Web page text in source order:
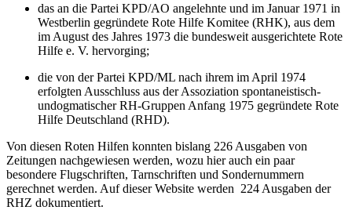
das an die Partei KPD/AO angelehnte und im Januar 1971 in
Westberlin gegründete Rote Hilfe Komitee (RHK), aus dem
im August des Jahres 1973 die bundesweit ausgerichtete Rote
Hilfe e. V. hervorging;
die von der Partei KPD/ML nach ihrem im April 1974
erfolgten Ausschluss aus der Assoziation spontaneistisch-
undogmatischer RH-Gruppen Anfang 1975 gegründete Rote
Hilfe Deutschland (RHD).
Von diesen Roten Hilfen konnten bislang 226 Ausgaben von
Zeitungen nachgewiesen werden, wozu hier auch ein paar
besondere Flugschriften, Tarnschriften und Sondernummern
gerechnet werden. Auf dieser Website werden 224 Ausgaben der
RHZ dokumentiert.